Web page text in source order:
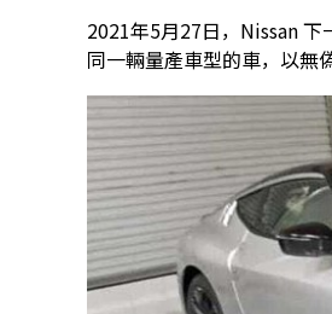
2021年5月27日，Nissan
同一輛量產車型的車，以無